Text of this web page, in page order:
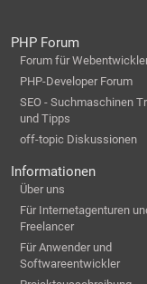
PHP Forum
Forum für
PHP-Developer Forum
SEO - Suchmaschinen
und Tipps
off-topic Diskussionen
Informationen
Über uns
Für Internetagenturen
Freelancer
Für Anwender und
Softwareentwickler